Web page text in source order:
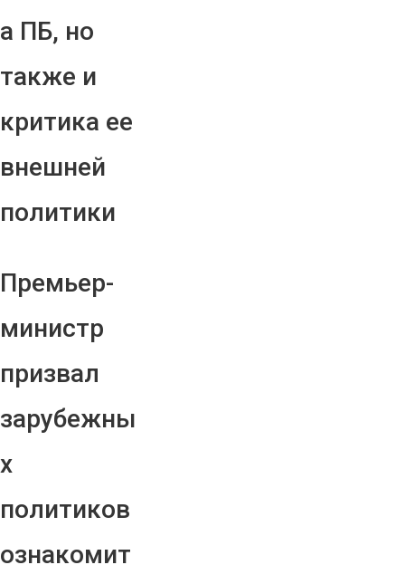
а ПБ, но
также и
критика ее
внешней
политики
Премьер-
министр
призвал
зарубежны
х
политиков
ознакомит